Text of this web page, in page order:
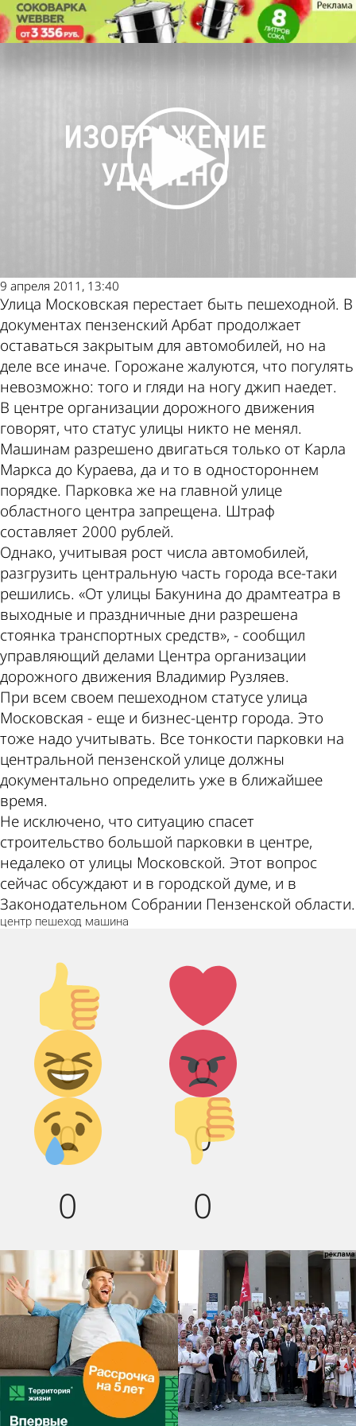
Пешеходы стали заложниками
автомобилей
Общество
9 апреля 2011, 13:40
Улица Московская перестает быть пешеходной. В
документах пензенский Арбат продолжает
оставаться закрытым для автомобилей, но на
деле все иначе. Горожане жалуются, что погулять
невозможно: того и гляди на ногу джип наедет.
В центре организации дорожного движения
говорят, что статус улицы никто не менял.
Машинам разрешено двигаться только от Карла
Маркса до Кураева, да и то в одностороннем
порядке. Парковка же на главной улице
областного центра запрещена. Штраф
составляет 2000 рублей.
Однако, учитывая рост числа автомобилей,
разгрузить центральную часть города все-таки
решились. «От улицы Бакунина до драмтеатра в
выходные и праздничные дни разрешена
стоянка транспортных средств», - сообщил
управляющий делами Центра организации
дорожного движения Владимир Рузляев.
При всем своем пешеходном статусе улица
Московская - еще и бизнес-центр города. Это
тоже надо учитывать. Все тонкости парковки на
центральной пензенской улице должны
документально определить уже в ближайшее
время.
Не исключено, что ситуацию спасет
строительство большой парковки в центре,
недалеко от улицы Московской. Этот вопрос
сейчас обсуждают и в городской думе, и в
Законодательном Собрании Пензенской области.
центр пешеход машина
Палец
вверх!
0
Лайк!
0
Дикий
смех!
0
Агрессия!
0
Грусть :(
0
Палец
вниз!
0
Другие новости
по теме
Погода и курсы
валют в Пензе